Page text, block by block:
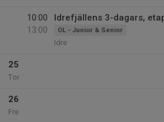
10:00
13:00
Idrefjällens 3-dagars,
OL - Junior & Senior
Idre
25
Tor
26
Fre